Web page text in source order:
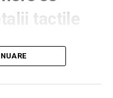
”Capcane” pe
tactile
una dintre primele
atunci când
potrivite,